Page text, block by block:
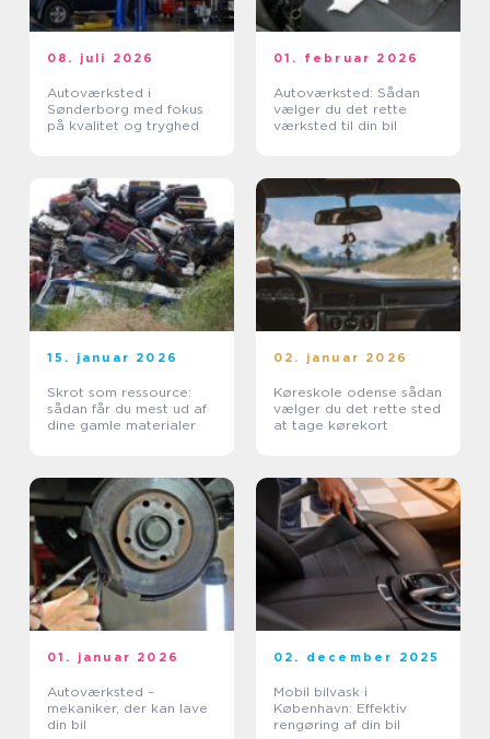
08. juli 2026
Autoværksted i
Sønderborg med fokus
på kvalitet og tryghed
01. februar 2026
Autoværksted: Sådan
vælger du det rette
værksted til din bil
15. januar 2026
Skrot som ressource:
sådan får du mest ud af
dine gamle materialer
02. januar 2026
Køreskole odense sådan
vælger du det rette sted
at tage kørekort
01. januar 2026
Autoværksted –
mekaniker, der kan lave
din bil
02. december 2025
Mobil bilvask i
København: Effektiv
rengøring af din bil